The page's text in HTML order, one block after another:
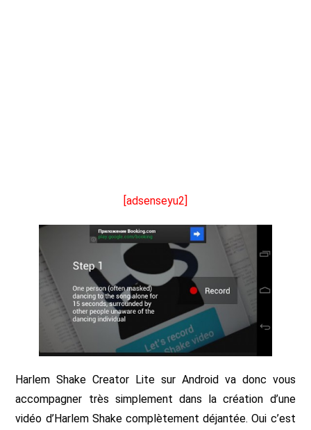
[adsenseyu2]
Harlem Shake Creator Lite sur Android va donc vous
accompagner très simplement dans la création d’une
vidéo d’Harlem Shake complètement déjantée. Oui c’est